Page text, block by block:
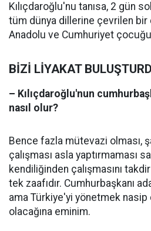
Kılıçdaroğlu'nu tanısa, 2 gün
tüm dünya dillerine çevrilen bir
Anadolu ve Cumhuriyet
BİZİ LİYAKAT
– Kılıçdaroğlu'nun
nasıl olur?
Bence fazla mütevazi olması,
çalışması asla yaptırmaması
kendiliğinden çalışmasını
tek zaafıdır. Cumhurbaşkanı
ama Türkiye'yi yönetmek nasip
olacağına eminim.